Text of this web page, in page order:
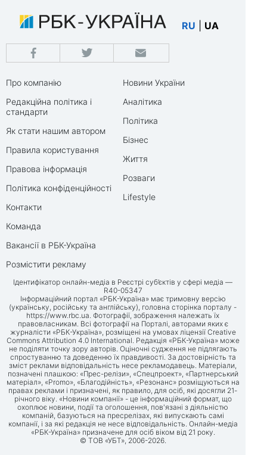
RU UA
Про компанію
Редакційна політика і
стандарти
Як стати нашим автором
Правила користування
Правова інформація
Політика конфіденційності
Контакти
Команда
Вакансії в РБК-Україна
Розмістити рекламу
Новини України
Аналітика
Політика
Бізнес
Життя
Розваги
Lifestyle
Ідентифікатор онлайн-медіа в Реєстрі суб’єктів у сфері медіа —
R40-05347
Інформаційний портал «РБК-Україна» має тримовну версію
(українську, російську та англійську), головна сторінка порталу -
https://www.rbc.ua. Фотографії, зображення належать їх
правовласникам. Всі фотографії на Порталі, авторами яких є
журналісти «РБК-Україна», розміщені на умовах ліцензії Creative
Commons Attribution 4.0 International. Редакція «РБК-Україна» може
не поділяти точку зору авторів. Оціночні судження не підлягають
спростуванню та доведенню їх правдивості. За достовірність та
зміст реклами відповідальність несе рекламодавець. Матеріали,
позначені плашкою: «Прес-релізи», «Спецпроект», «Партнерський
матеріал», «Promo», «Благодійність», «Резонанс» розміщуються на
правах реклами і призначені, як правило, для осіб, які досягли 21-
річного віку. «Новини компанії» - це інформаційний формат, що
охоплює новини, події та оголошення, пов'язані з діяльністю
компаній, базуються на пресрелізах, які випускають самі
компанії, і за які редакція не несе відповідальність. Онлайн-медіа
«РБК-Україна» призначене для осіб віком від 21 року.
© ТОВ «УБТ», 2006-2026.